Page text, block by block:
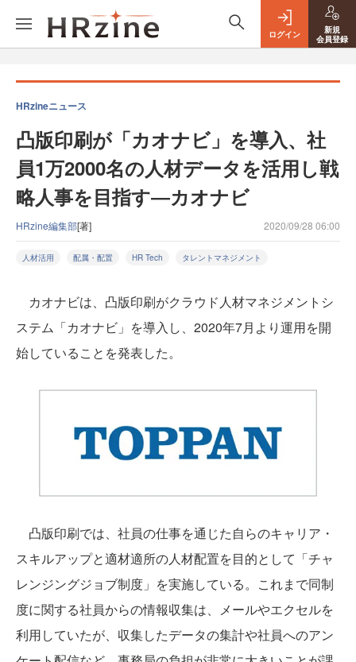
ログイン
新規
会員登録
HRzineニュース
凸版印刷が「カオナビ」を導入、社
員1万2000名の人材データを活用し戦
略人事を目指す―カオナビ
HRzine編集部[著] 2020/09/28 06:00
人材活用 配属・配置 HR Tech タレントマネジメント
カオナビは、凸版印刷がクラウド人材マネジメントシ
ステム「カオナビ」を導入し、2020年7月より運用を開
始していることを発表した。
凸版印刷では、社員の仕事を通じた自らのキャリア・
スキルアップと適材適所の人材配置を目的として「チャ
レンジングジョブ制度」を実施している。これまで同制
度に関する社員からの情報収集は、メールやエクセルを
利用していたが、収集したデータの集計や社員へのアン